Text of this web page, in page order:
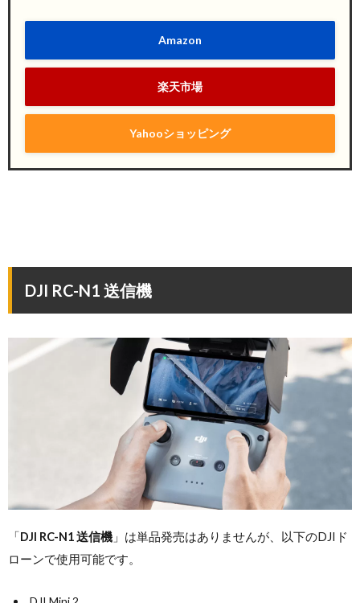
Amazon
楽天市場
Yahooショッピング
DJI RC-N1 送信機
「DJI RC-N1 送信機 」は単品発売はありませんが、以下のDJIド
ローンで使用可能です。